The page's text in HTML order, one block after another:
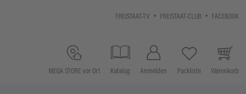
FREISTAAT-TV FREISTAAT-CLUB FACEBOOK
MEGA STORE vor Ort Katalog Anmelden Packliste Warenkorb